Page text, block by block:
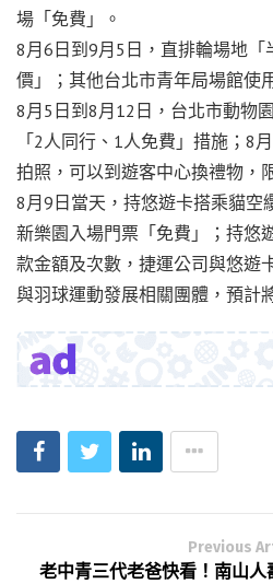
場「免費」。
8月6日到9月5日，直排輪場地「
價」；其他台北市青年局場館使
8月5日到8月12日，台北市動物
「2人同行、1人免費」措施；8
拍照，可以到遊客中心換禮物，
8月9日當天，持悠遊卡搭乘貓空
新樂園入場門票「免費」；持悠
款金額及次數，捷運公司與悠遊
與羽球運動發展相關團體，預計
Previous
老中青三代老爸快看！南山